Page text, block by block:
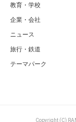
教育・学校
企業・会社
ニュース
旅行・鉄道
テーマパーク
Copyright (C)